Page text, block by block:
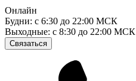
Онлайн
Будни: с 6:30 до 22:00 МСК
Выходные: с 8:30 до 22:00 МСК
Связаться